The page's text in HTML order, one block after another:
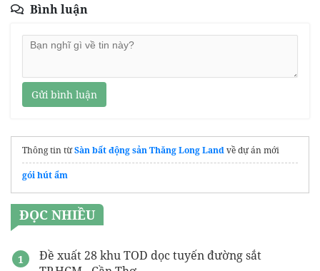
Bình luận
Gửi bình luận
Thông tin từSàn bất động sản Thăng Long Landvề dự án mới
gói hút ẩm
ĐỌC NHIỀU
Đề xuất 28 khu TOD dọc tuyến đường sắt